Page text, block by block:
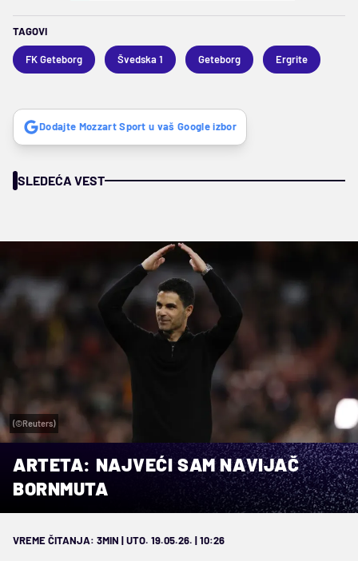
TAGOVI
FK Geteborg Švedska 1 Geteborg Ergrite
Dodajte Mozzart Sport u vaš Google izbor
SLEDEĆA VEST
(©Reuters)
ARTETA: NAJVEĆI SAM NAVIJAČ
BORNMUTA
VREME ČITANJA: 3MIN | UTO. 19.05.26. | 10:26